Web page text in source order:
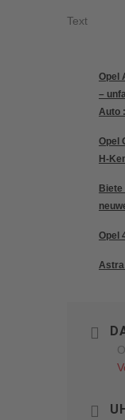
Text
Opel
–
Auto
Opel
H-
Biete
Opel
Astra